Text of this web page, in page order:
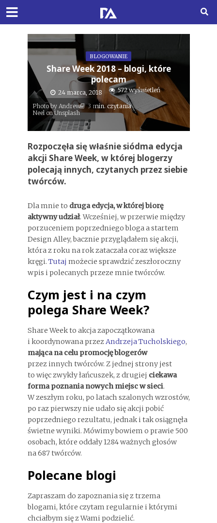
BLOGOWANIE
Share Week 2018 – blogi, które
polecam
24 marca, 2018 572 wyświetleń
3 min. czytania
Photo by Andrew
Neel on Unsplash
Rozpoczęła się właśnie siódma edycja
akcji Share Week, w której blogerzy
polecają innych, czytanych przez siebie
twórców.
Dla mnie to druga edycja, w której biorę
aktywny udział. Wcześniej, w przerwie między
porzuceniem poprzedniego bloga a startem
Design Alley, bacznie przyglądałem się akcji,
która z roku na rok zataczała coraz większe
kręgi.Tutaj możecie sprawdzić zeszłoroczny
wpis i polecanych przeze mnie twórców.
Czym jest i na czym
polega Share Week?
Share Week to akcja zapoczątkowana
i koordynowana przezAndrzeja Tucholskiego,
mająca na celu promocję blogerów
przez innych twórców. Z jednej strony jest
to więc zwykły łańcuszek, z drugiej ciekawa
forma poznania nowych miejsc w sieci.
W zeszłym roku, po latach szalonych wzrostów,
po raz pierwszy nie udało się akcji pobić
poprzedniego rezultatu, jednak i tak osiągnęła
świetne wyniki. Mówimy bowiem o prawie 500
osobach, które oddały 1284 ważnych głosów
na 687 twórców.
Polecane blogi
Zapraszam do zapoznania się z trzema
blogami, które czytam regularnie i którymi
chciałbym się z Wami podzielić.